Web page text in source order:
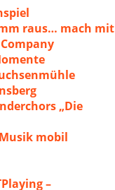
raus… mach mit
„Die
mobil
–